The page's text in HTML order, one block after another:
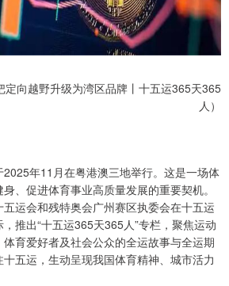
定向越野升级为湾区品牌丨十五运365天365
人）
年11月在粤港澳三地举行。这是一场体
、促进体育事业高质量发展的重要契机。
运会和残特奥会广州赛区执委会在十五运
推出“十五运365天365人”专栏，聚焦运动
育爱好者及社会公众的全运故事与全运期
五运，生动呈现我国体育精神、城市活力